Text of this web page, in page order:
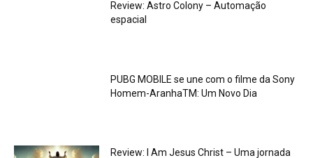
Review: Astro Colony – Automação
espacial
PUBG MOBILE se une com o filme da Sony
Homem-AranhaTM: Um Novo Dia
Review: I Am Jesus Christ – Uma jornada